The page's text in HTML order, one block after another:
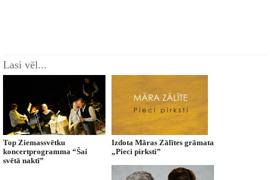
Lasi vēl...
Top Ziemassvētku
koncertprogramma “Šai
svētā naktī”
Izdota Māras Zālītes grāmata
„Pieci pirksti”